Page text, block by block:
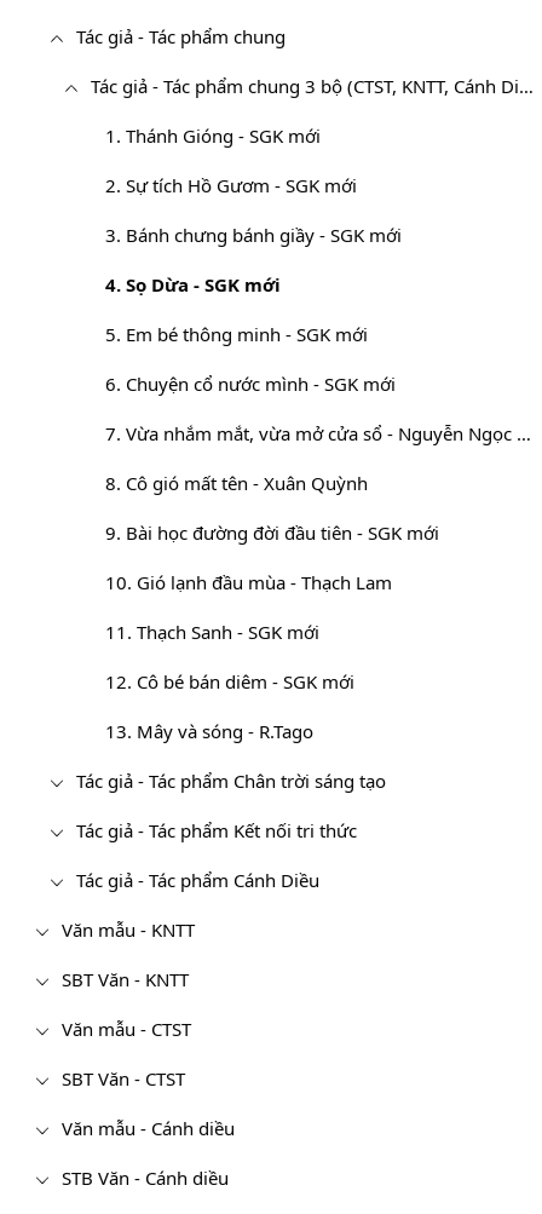
Tác giả - Tác phẩm chung
Tác giả - Tác phẩm chung 3 bộ (CTST, KNTT, Cánh Diều)
1. Thánh Gióng - SGK mới
2. Sự tích Hồ Gươm - SGK mới
3. Bánh chưng bánh giầy - SGK mới
4. Sọ Dừa - SGK mới
5. Em bé thông minh - SGK mới
6. Chuyện cổ nước mình - SGK mới
7. Vừa nhắm mắt, vừa mở cửa sổ - Nguyễn Ngọc Thuần
8. Cô gió mất tên - Xuân Quỳnh
9. Bài học đường đời đầu tiên - SGK mới
10. Gió lạnh đầu mùa - Thạch Lam
11. Thạch Sanh - SGK mới
12. Cô bé bán diêm - SGK mới
13. Mây và sóng - R.Tago
Tác giả - Tác phẩm Chân trời sáng tạo
Tác giả - Tác phẩm Kết nối tri thức
Tác giả - Tác phẩm Cánh Diều
Văn mẫu - KNTT
SBT Văn - KNTT
Văn mẫu - CTST
SBT Văn - CTST
Văn mẫu - Cánh diều
STB Văn - Cánh diều